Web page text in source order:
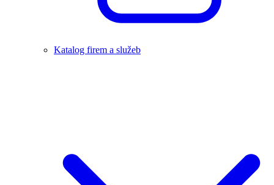
Katalog firem a služeb